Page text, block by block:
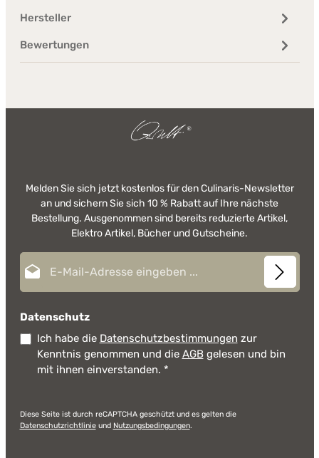
Hersteller
Bewertungen
Melden Sie sich jetzt kostenlos für den Culinaris-Newsletter
an und sichern Sie sich 10 % Rabatt auf Ihre nächste
Bestellung. Ausgenommen sind bereits reduzierte Artikel,
Elektro Artikel, Bücher und Gutscheine.
Datenschutz
Ich habe die Datenschutzbestimmungen zur
Kenntnis genommen und die AGB gelesen und bin
mit ihnen einverstanden. *
Diese Seite ist durch reCAPTCHA geschützt und es gelten die
Datenschutzrichtlinieund Nutzungsbedingungen.